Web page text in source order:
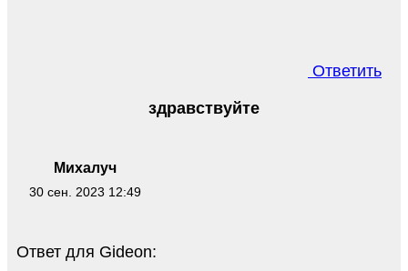
Ответить
Михалуч
30 сен. 2023 12:49
здравствуйте
Ответ для Gideon: